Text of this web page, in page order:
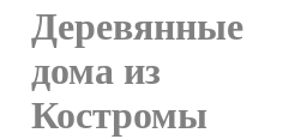
Деревянные
дома из
Костромы